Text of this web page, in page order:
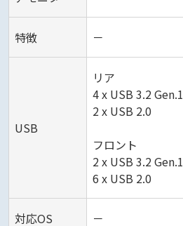
特徴 －
USB
リア
4 x USB 3.2 Gen.1
2 x USB 2.0
フロント
2 x USB 3.2 Gen.1
6 x USB 2.0
対応OS －